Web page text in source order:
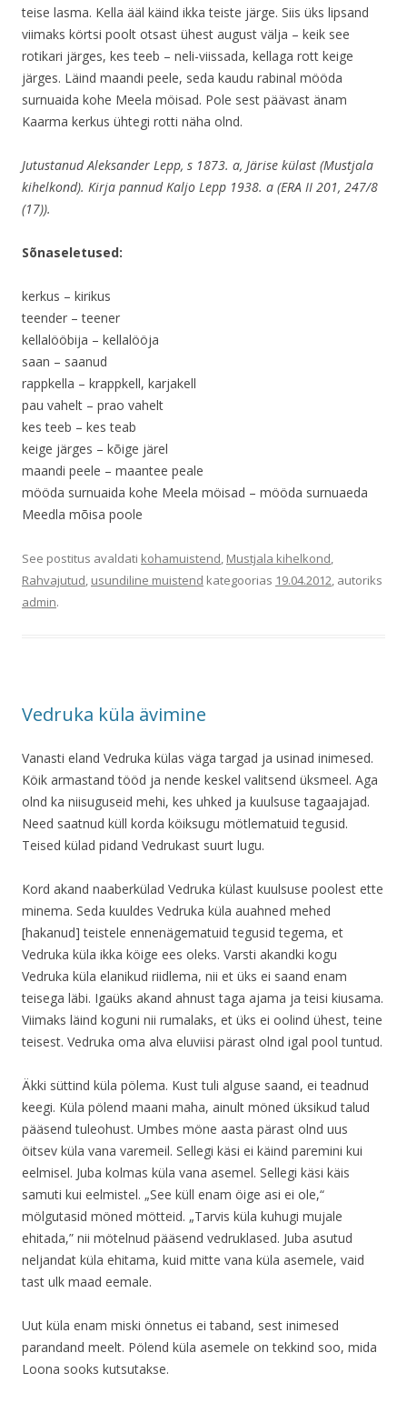
teise lasma. Kella ääl käind ikka teiste järge. Siis üks lipsand
viimaks körtsi poolt otsast ühest august välja – keik see
rotikari järges, kes teeb – neli-viissada, kellaga rott keige
järges. Läind maandi peele, seda kaudu rabinal mööda
surnuaida kohe Meela möisad. Pole sest päävast änam
Kaarma kerkus ühtegi rotti näha olnd.
Jutustanud Aleksander Lepp, s 1873. a, Järise külast (Mustjala
kihelkond). Kirja pannud Kaljo Lepp 1938. a (ERA II 201, 247/8
(17)).
Sõnaseletused:
kerkus – kirikus
teender – teener
kellalööbija – kellalööja
saan – saanud
rappkella – krappkell, karjakell
pau vahelt – prao vahelt
kes teeb – kes teab
keige järges – kõige järel
maandi peele – maantee peale
mööda surnuaida kohe Meela möisad – mööda surnuaeda
Meedla mõisa poole
See postitus avaldati kohamuistend, Mustjala kihelkond,
Rahvajutud, usundiline muistend kategoorias 19.04.2012, autoriks
admin.
Vedruka küla ävimine
Vanasti eland Vedruka külas väga targad ja usinad inimesed.
Köik armastand tööd ja nende keskel valitsend üksmeel. Aga
olnd ka niisuguseid mehi, kes uhked ja kuulsuse tagaajajad.
Need saatnud küll korda köiksugu mötlematuid tegusid.
Teised külad pidand Vedrukast suurt lugu.
Kord akand naaberkülad Vedruka külast kuulsuse poolest ette
minema. Seda kuuldes Vedruka küla auahned mehed
[hakanud] teistele ennenägematuid tegusid tegema, et
Vedruka küla ikka köige ees oleks. Varsti akandki kogu
Vedruka küla elanikud riidlema, nii et üks ei saand enam
teisega läbi. Igaüks akand ahnust taga ajama ja teisi kiusama.
Viimaks läind koguni nii rumalaks, et üks ei oolind ühest, teine
teisest. Vedruka oma alva eluviisi pärast olnd igal pool tuntud.
Äkki süttind küla pölema. Kust tuli alguse saand, ei teadnud
keegi. Küla pölend maani maha, ainult möned üksikud talud
pääsend tuleohust. Umbes möne aasta pärast olnd uus
öitsev küla vana varemeil. Sellegi käsi ei käind paremini kui
eelmisel. Juba kolmas küla vana asemel. Sellegi käsi käis
samuti kui eelmistel. „See küll enam öige asi ei ole,“
mölgutasid möned mötteid. „Tarvis küla kuhugi mujale
ehitada,” nii mötelnud pääsend vedruklased. Juba asutud
neljandat küla ehitama, kuid mitte vana küla asemele, vaid
tast ulk maad eemale.
Uut küla enam miski önnetus ei taband, sest inimesed
parandand meelt. Pölend küla asemele on tekkind soo, mida
Loona sooks kutsutakse.